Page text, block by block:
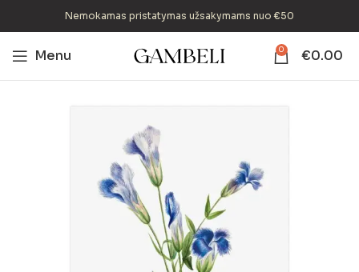
Nemokamas pristatymas užsakymams nuo €50
Menu 0 €0.00